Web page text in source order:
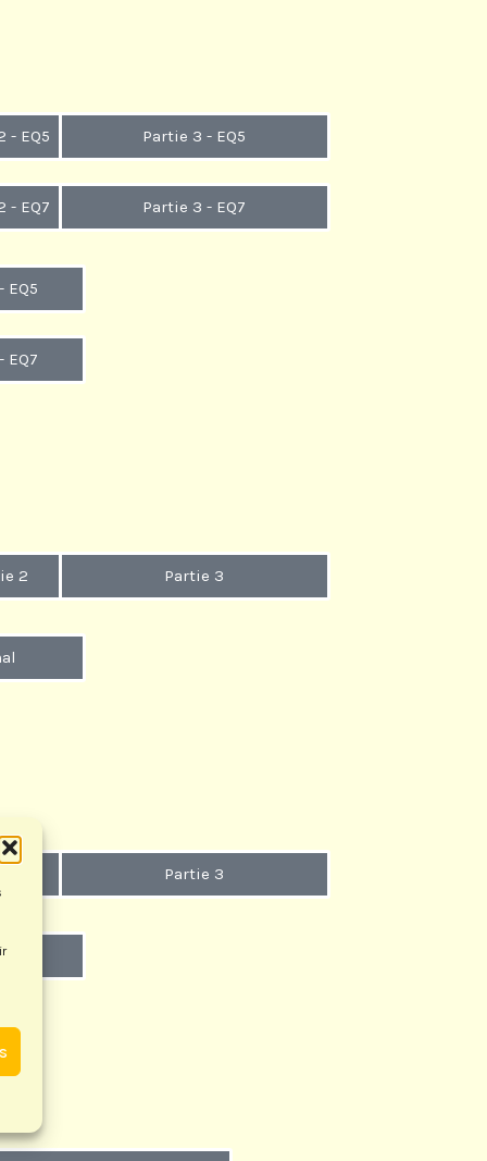
- EQ5 Partie 3 - EQ5
- EQ7 Partie 3 - EQ7
EQ5
EQ7
2 Partie 3
Partie 3